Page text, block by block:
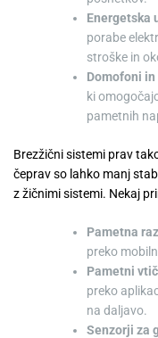
Energetska
porabe
stroške in
Domofoni
ki
pametnih
Brezžični sistemi prav
čeprav so lahko manj
z žičnimi sistemi. Nekaj
Pametna
preko
Pametni
preko
na daljavo.
Senzorji za